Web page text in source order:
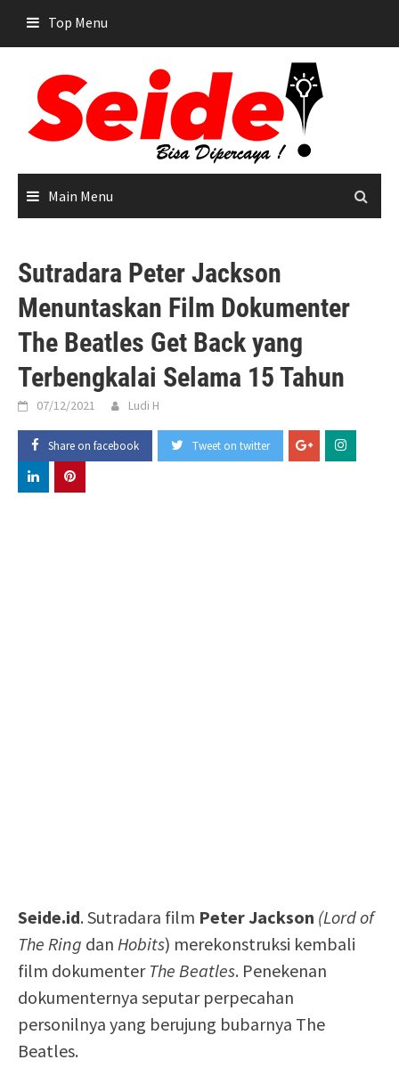
content
Top Menu
Main Menu
Sutradara Peter Jackson
Menuntaskan Film Dokumenter
The Beatles Get Back yang
Terbengkalai Selama 15 Tahun
07/12/2021 Ludi H
Share on facebook Tweet on twitter
Seide.id. Sutradara film Peter Jackson (Lord of
The Ring dan Hobits) merekonstruksi kembali
film dokumenter The Beatles. Penekenan
dokumenternya seputar perpecahan
personilnya yang berujung bubarnya The
Beatles.